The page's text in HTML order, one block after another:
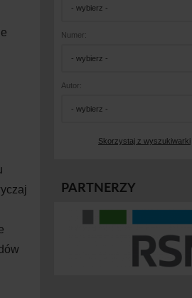
- wybierz -
Numer:
- wybierz -
Autor:
- wybierz -
Skorzystaj z wyszukiwarki
PARTNERZY